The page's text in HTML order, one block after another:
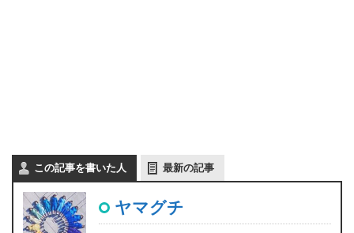
この記事を書いた人 最新の記事
ヤマグチ